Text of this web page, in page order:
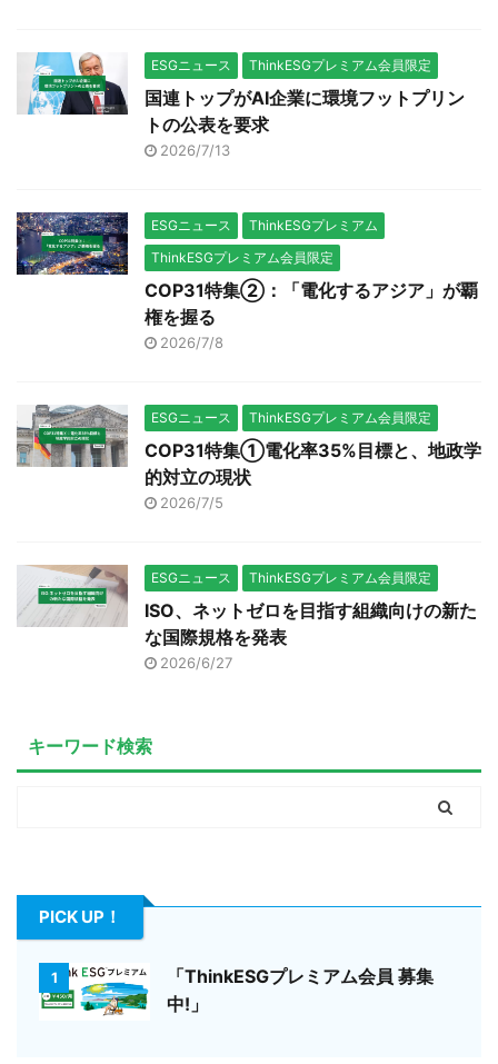
ESGニュース ThinkESGプレミアム会員限定
国連トップがAI企業に環境フットプリン
トの公表を要求
2026/7/13
ESGニュース
ThinkESGプレミアム
ThinkESGプレミアム会員限定
COP31特集②：「電化するアジア」が覇
権を握る
2026/7/8
ESGニュース ThinkESGプレミアム会員限定
COP31特集①電化率35%目標と、地政学
的対立の現状
2026/7/5
ESGニュース ThinkESGプレミアム会員限定
ISO、ネットゼロを目指す組織向けの新た
な国際規格を発表
2026/6/27
キーワード検索
PICK UP！
1
「ThinkESGプレミアム会員 募集
中!」